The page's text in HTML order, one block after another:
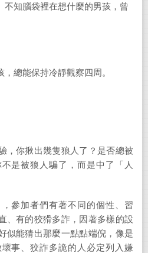
不知腦袋裡在想什麼的男孩，曾
，總能保持冷靜觀察四周。
，你揪出幾隻狼人了？是否總被
是被狼人騙了，而是中了「人
參加者們有著不同的個性、習
、有的狡猾多詐，因著多樣的設
似能猜出那麼一點點端倪，像是
事、狡詐多詭的人必定列入嫌